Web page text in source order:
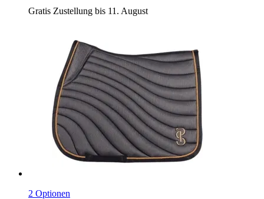
Gratis Zustellung bis 11. August
2 Optionen